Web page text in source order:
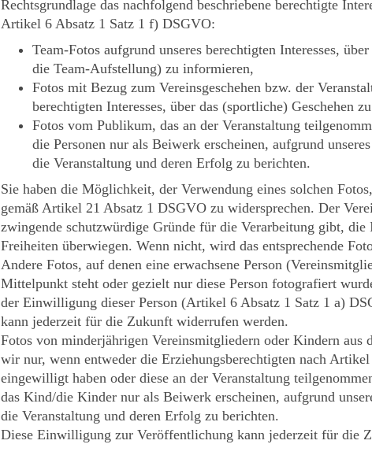
Rechtsgrundlage das nachfolgend beschriebene berechtigte
Artikel 6 Absatz 1 Satz 1 f) DSGVO:
Team-Fotos aufgrund unseres berechtigten Interesses,
die Team-Aufstellung) zu informieren,
Fotos mit Bezug zum Vereinsgeschehen bzw. der
berechtigten Interesses, über das (sportliche) Geschehen
Fotos vom Publikum, das an der Veranstaltung
die Personen nur als Beiwerk erscheinen, aufgrund
die Veranstaltung und deren Erfolg zu berichten.
Sie haben die Möglichkeit, der Verwendung eines solchen
gemäß Artikel 21 Absatz 1 DSGVO zu widersprechen. Der
zwingende schutzwürdige Gründe für die Verarbeitung gibt, die
Freiheiten überwiegen. Wenn nicht, wird das entsprechende
Andere Fotos, auf denen eine erwachsene Person
Mittelpunkt steht oder gezielt nur diese Person fotografiert
der Einwilligung dieser Person (Artikel 6 Absatz 1 Satz 1 a)
kann jederzeit für die Zukunft widerrufen werden.
Fotos von minderjährigen Vereinsmitgliedern oder Kindern aus
wir nur, wenn entweder die Erziehungsberechtigten nach
eingewilligt haben oder diese an der Veranstaltung
das Kind/die Kinder nur als Beiwerk erscheinen, aufgrund
die Veranstaltung und deren Erfolg zu berichten.
Diese Einwilligung zur Veröffentlichung kann jederzeit für die